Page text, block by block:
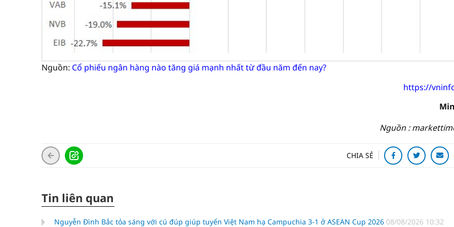
Nguồn: Cổ phiếu ngân hàng nào tăng giá mạnh nhất từ đầu năm đến nay?
https://
Nguồn :
CHIA SẺ
Tin liên quan
Nguyễn Đình Bắc tỏa sáng với cú đúp giúp tuyển Việt Nam hạ Campuchia 3-1 ở ASEAN Cup 2026 08/08/2026 10:32